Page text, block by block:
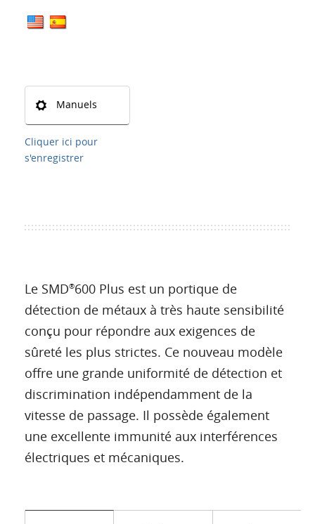
Manuels
Cliquer ici pour
s'enregistrer
Le SMD®600 Plus est un portique de
détection de métaux à très haute sensibilité
conçu pour répondre aux exigences de
sûreté les plus strictes. Ce nouveau modèle
offre une grande uniformité de détection et
discrimination indépendamment de la
vitesse de passage. Il possède également
une excellente immunité aux interférences
électriques et mécaniques.